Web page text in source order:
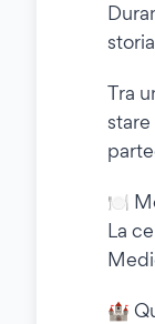
Tra
🍽️
La
🏰